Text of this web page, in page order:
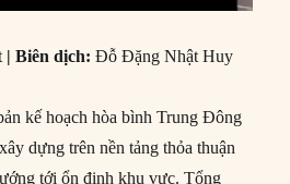
|Biên dịch:Đỗ Đặng Nhật Huy
kế hoạch hòa bình Trung Đông
dựng trên nền tảng thỏa thuận
tới ổn định khu vực. Tổng